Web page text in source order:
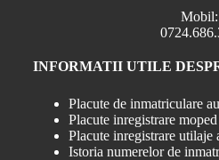
Mobil:
INFORMATII UTILE
Placute de inmatriculare
Placute inregistrare moped
Placute inregistrare utilaje
Istoria numerelor de